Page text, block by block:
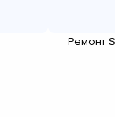
Ремонт